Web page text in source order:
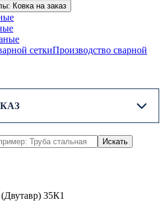
Ковка на заказ
Производство сварной
Искать
35К1